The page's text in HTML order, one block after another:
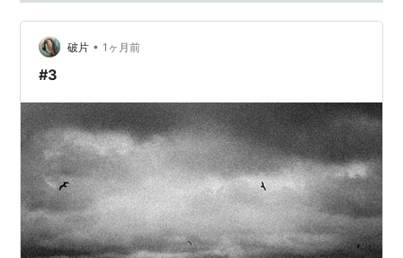
破片 • 1ヶ月前
#3